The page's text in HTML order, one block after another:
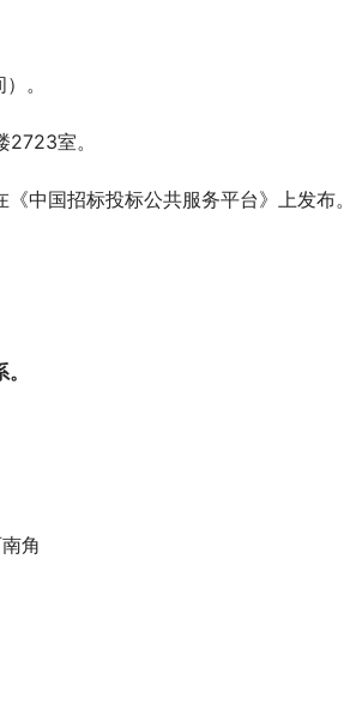
。
室。
《中国招标投标公共服务平台》上发布。
角